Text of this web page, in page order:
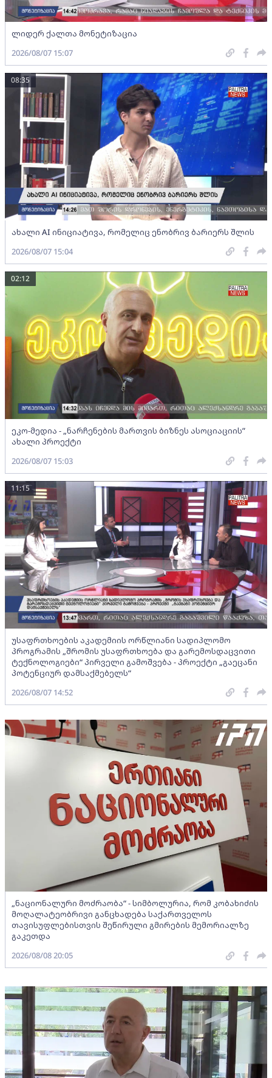
ლიდერ ქალთა მონეტიზაცია
2026/08/07 15:07
ახალი AI ინიციატივა, რომელიც ენობრივ ბარიერს შლის
08:35
2026/08/07 15:04
ეკო-მედია - „ნარჩენების მართვის ბიზნეს ასოციაციის”
ახალი პროექტი
02:12
2026/08/07 15:03
უსაფრთხოების აკადემიის ორწლიანი სადიპლომო
პროგრამის „შრომის უსაფრთხოება და გარემოსდაცვითი
ტექნოლოგიები“ პირველი გამოშვება - პროექტი „გაეცანი
პოტენციურ დამსაქმებელს“
11:15
2026/08/07 14:52
„ნაციონალური მოძრაობა“ - სიმბოლურია, რომ კობახიძის
მოღალატეობრივი განცხადება საქართველოს
თავისუფლებისთვის შეწირული გმირების მემორიალზე
გაკეთდა
2026/08/08 20:05